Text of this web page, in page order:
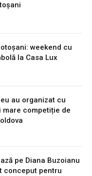
weekend cu
la Casa Lux
au organizat cu
mare competiție de
pe Diana Buzoianu
conceput pentru